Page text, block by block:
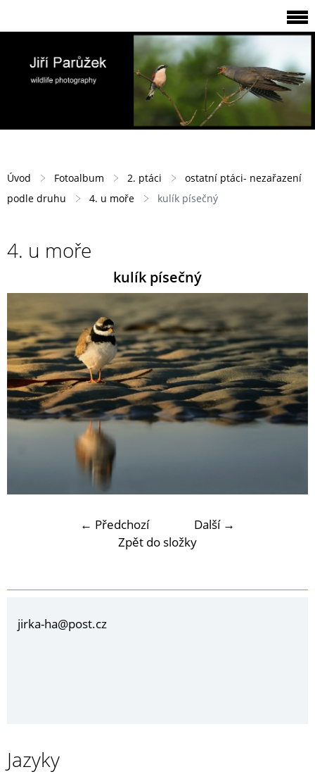
Úvod Fotoalbum 2. ptáci
ostatní ptáci- nezařazení
podle druhu
4. u moře kulík písečný
4. u moře
kulík písečný
← Předchozí
Další →
Zpět do složky
jirka-ha@post.cz
Jazyky